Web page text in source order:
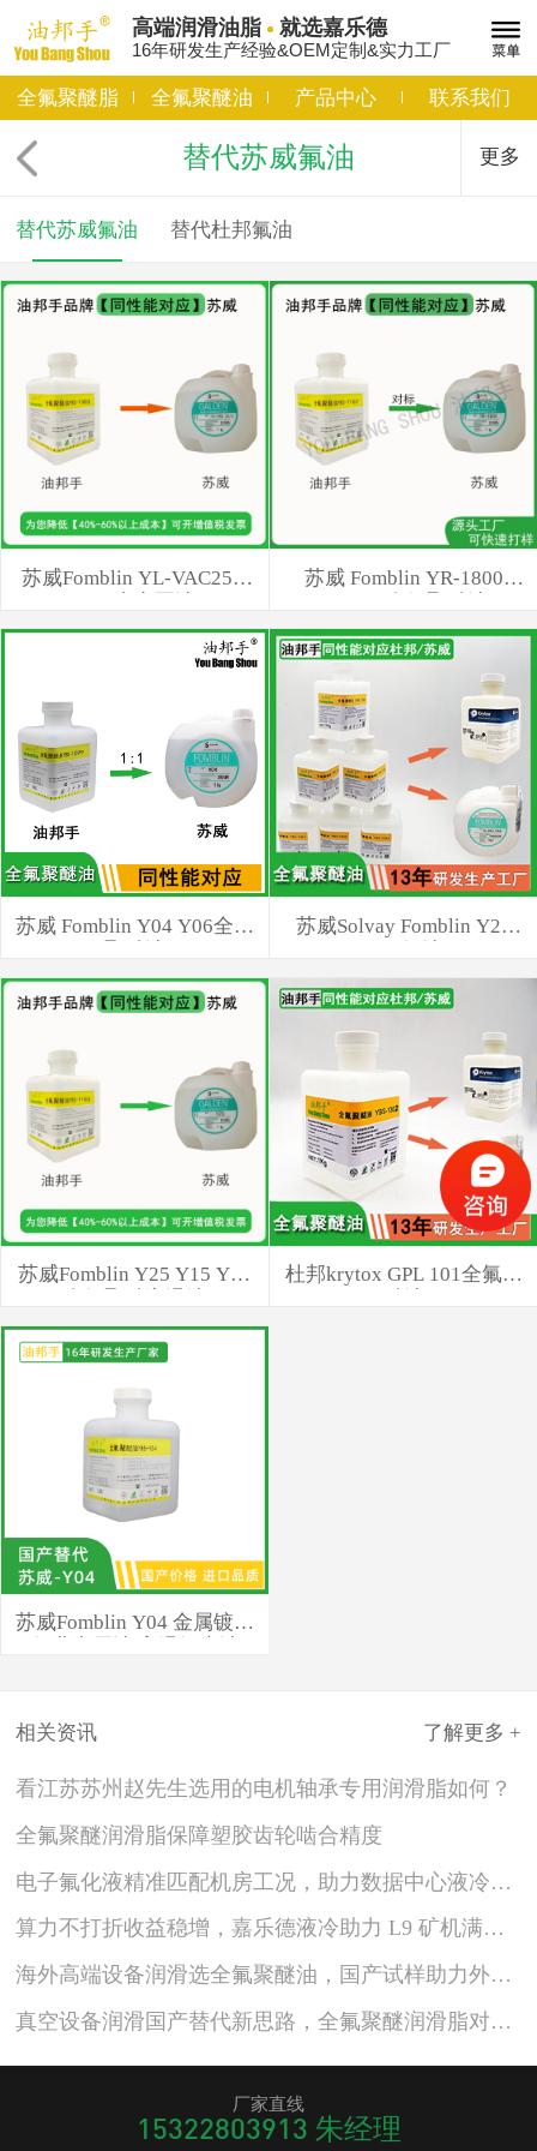
高端润滑油脂 就选嘉乐德
16年研发生产经验&OEM定制&实力工厂
全氟聚醚脂 全氟聚醚油 产品中心 联系我们
替代苏威氟油
替代苏威氟油 替代杜邦氟油
更多
苏威Fomblin YL-VAC25/6
苏威 Fomblin YR-1800
苏威 Fomblin Y04 Y06全氟
苏威Solvay Fomblin Y25
苏威Fomblin Y25 Y15 Y45
杜邦krytox GPL 101全氟聚
苏威Fomblin Y04 金属镀膜
相关资讯 了解更多 +
看江苏苏州赵先生选用的电机轴承专用润滑脂如何？
全氟聚醚润滑脂保障塑胶齿轮啮合精度
电子氟化液精准匹配机房工况，助力数据中心液冷招标落地
算力不打折收益稳增，嘉乐德液冷助力 L9 矿机满负荷运行
海外高端设备润滑选全氟聚醚油，国产试样助力外贸配套降本拓单
真空设备润滑国产替代新思路，全氟聚醚润滑脂对标KLUBER NOK GR Y VAC 3
厂家直线
15322803913 朱经理